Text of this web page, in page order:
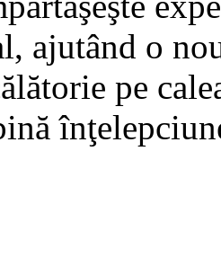
ajutând o
pe